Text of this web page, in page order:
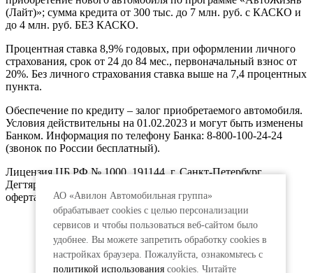
АО «Авилон Автомобильная группа»
обрабатывает cookies с целью персонализации
сервисов и чтобы пользоваться веб-сайтом было
удобнее. Вы можете запретить обработку сookies в
настройках браузера. Пожалуйста, ознакомьтесь с
политикой использования cookies. Читайте
(Лайт)»; сумма кредита от 300 тыс. до 7 млн. руб. с КАСКО и
до 4 млн. руб. БЕЗ КАСКО.
Процентная ставка 8,9% годовых, при оформлении личного
страхования, срок от 24 до 84 мес., первоначальный взнос от
20%. Без личного страхования ставка выше на 7,4 процентных
пункта.
Обеспечение по кредиту – залог приобретаемого автомобиля.
Условия действительны на 01.02.2023 и могут быть изменены
Банком. Информация по телефону Банка: 8-800-100-24-24
(звонок по России бесплатный).
Лицензия ЦБ РФ № 1000, 191144, г. Санкт-Петербург,
Дегтярный пер., д.11, лит.А. www.vtb.ru. Реклама 0+. Не
оферта.